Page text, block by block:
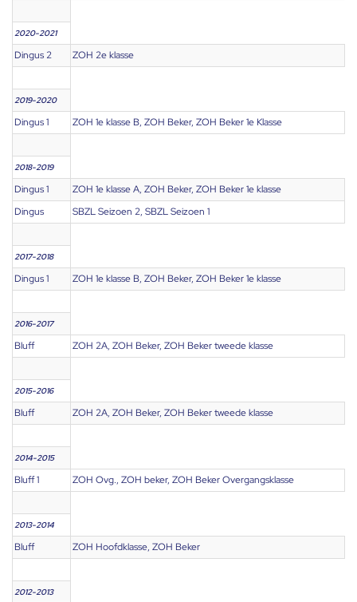
2020-2021
Dingus 2 ZOH 2e klasse
2019-2020
Dingus 1 ZOH 1e klasse B, ZOH Beker, ZOH Beker 1e Klasse
2018-2019
Dingus 1
ZOH 1e klasse A, ZOH Beker, ZOH Beker 1e klasse
Dingus
SBZL Seizoen 2, SBZL Seizoen 1
2017-2018
Dingus 1 ZOH 1e klasse B, ZOH Beker, ZOH Beker 1e klasse
2016-2017
Bluff ZOH 2A, ZOH Beker, ZOH Beker tweede klasse
2015-2016
Bluff ZOH 2A, ZOH Beker, ZOH Beker tweede klasse
2014-2015
Bluff 1 ZOH Ovg., ZOH beker, ZOH Beker Overgangsklasse
2013-2014
Bluff ZOH Hoofdklasse, ZOH Beker
2012-2013